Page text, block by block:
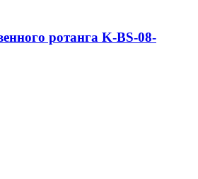
ротанга K-BS-08-